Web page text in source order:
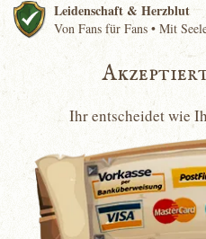
Leidenschaft & Herzblut
Von Fans für Fans • Mit
Ihr entscheidet wie